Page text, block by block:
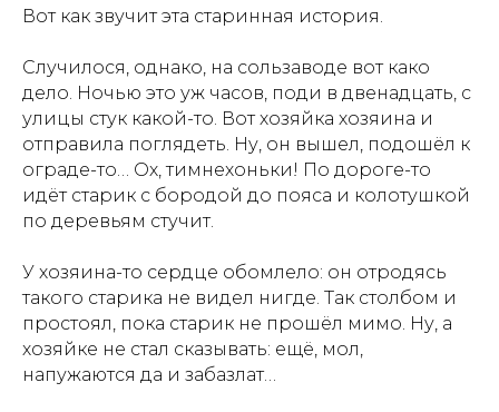
Вот как звучит эта старинная история.
Случилося, однако, на сользаводе вот како
дело. Ночью это уж часов, поди в двенадцать, с
улицы стук какой-то. Вот хозяйка хозяина и
отправила поглядеть. Ну, он вышел, подошёл к
ограде-то… Ох, тимнехоньки! По дороге-то
идёт старик с бородой до пояса и колотушкой
по деревьям стучит.
У хозяина-то сердце обомлело: он отродясь
такого старика не видел нигде. Так столбом и
простоял, пока старик не прошёл мимо. Ну, а
хозяйке не стал сказывать: ещё, мол,
напужаются да и забазлат…